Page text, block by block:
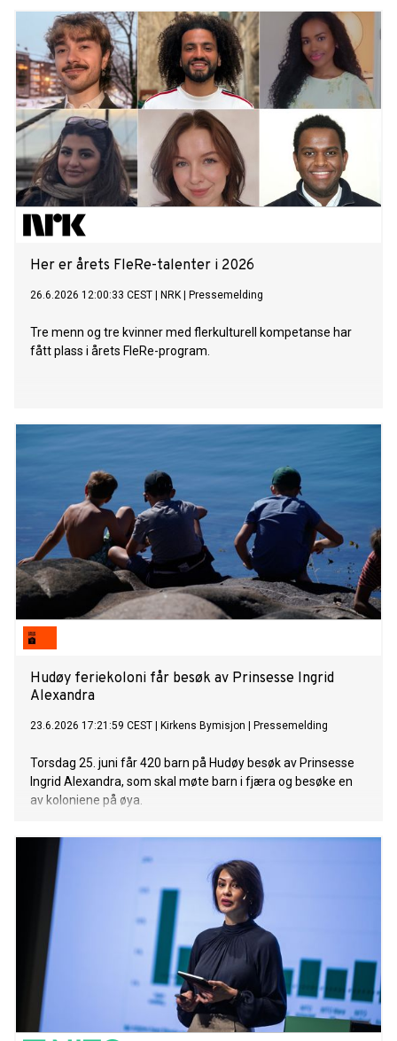
Her er årets FleRe-talenter i 2026
26.6.2026 12:00:33 CEST NRK Pressemelding
Tre menn og tre kvinner med flerkulturell kompetanse har
fått plass i årets FleRe-program.
Hudøy feriekoloni får besøk av Prinsesse Ingrid
Alexandra
23.6.2026 17:21:59 CEST Kirkens Bymisjon Pressemelding
Torsdag 25. juni får 420 barn på Hudøy besøk av Prinsesse
Ingrid Alexandra, som skal møte barn i fjæra og besøke en
av koloniene på øya.